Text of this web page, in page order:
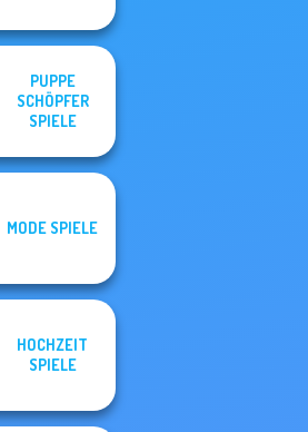
PUPPE
SCHÖPFER
SPIELE
MODE SPIELE
HOCHZEIT
SPIELE